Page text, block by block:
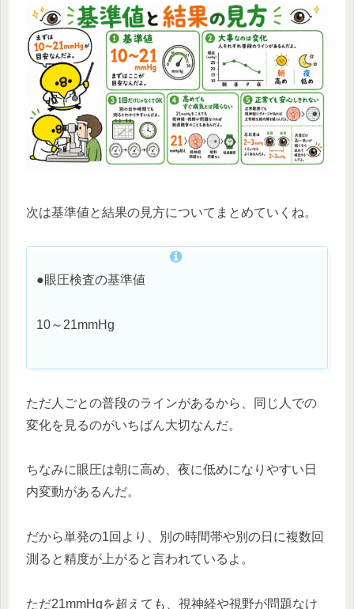
次は基準値と結果の見方についてまとめていくね。
●眼圧検査の基準値
10～21mmHg
ただ人ごとの普段のラインがあるから、同じ人での
変化を見るのがいちばん大切なんだ。
ちなみに眼圧は朝に高め、夜に低めになりやすい日
内変動があるんだ。
だから単発の1回より、別の時間帯や別の日に複数回
測ると精度が上がると言われているよ。
ただ21mmHgを超えても、視神経や視野が問題なけ